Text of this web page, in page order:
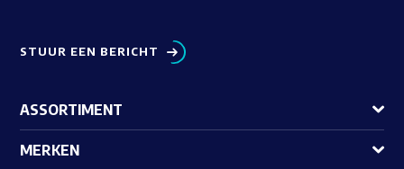
STUUR EEN BERICHT
ASSORTIMENT
MERKEN